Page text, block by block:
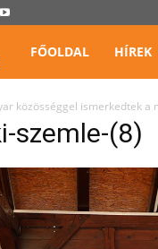
Képes
Újság
FŐOLDAL HÍREK
közösséggel ismerkedtek a
szemle-(8)